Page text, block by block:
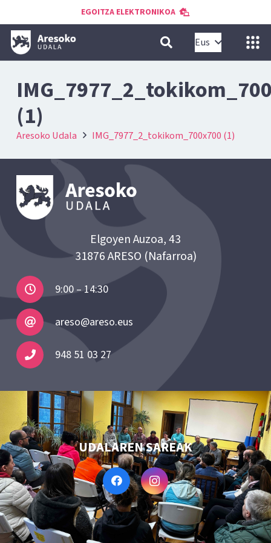
EGOITZA ELEKTRONIKOA
Eus
(1)
Aresoko Udala IMG_7977_2_tokikom_700x700 (1)
Elgoyen Auzoa, 43
31876 ARESO (Nafarroa)
9:00 – 14:30
areso@areso.eus
948 51 03 27
UDALAREN SAREAK